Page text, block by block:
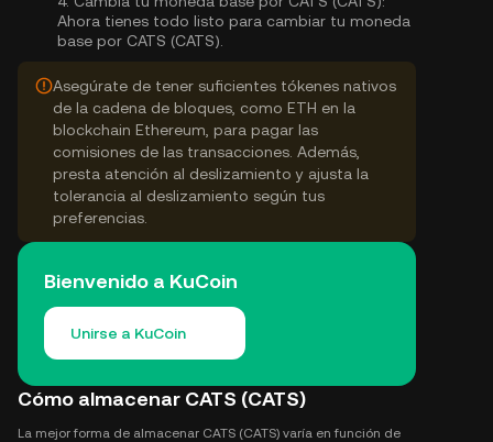
Ahora tienes todo listo para cambiar tu moneda
base por CATS (CATS).
Asegúrate de tener suficientes tókenes nativos
de la cadena de bloques, como ETH en la
blockchain Ethereum, para pagar las
comisiones de las transacciones. Además,
presta atención al deslizamiento y ajusta la
tolerancia al deslizamiento según tus
preferencias.
Bienvenido a KuCoin
Unirse a KuCoin
Cómo almacenar CATS (CATS)
La mejor forma de almacenar CATS (CATS) varía en función de